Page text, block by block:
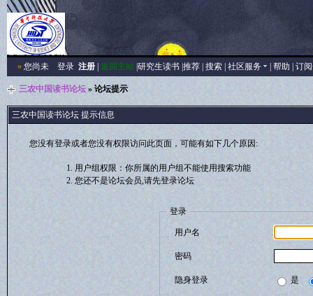
»您尚未 登录 注册| 返回主站| 研究生读书| 推荐| 搜索| 社区服务 帮助 订
三农中国读书论坛» 论坛提示
三农中国读书论坛 提示信息
您没有登录或者您没有权限访问此页面，可能有如下几个原因:
用户组权限：你所属的用户组不能使用搜索功能
您还不是论坛会员,请先登录论坛
登录
用户名
密码
隐身登录 是